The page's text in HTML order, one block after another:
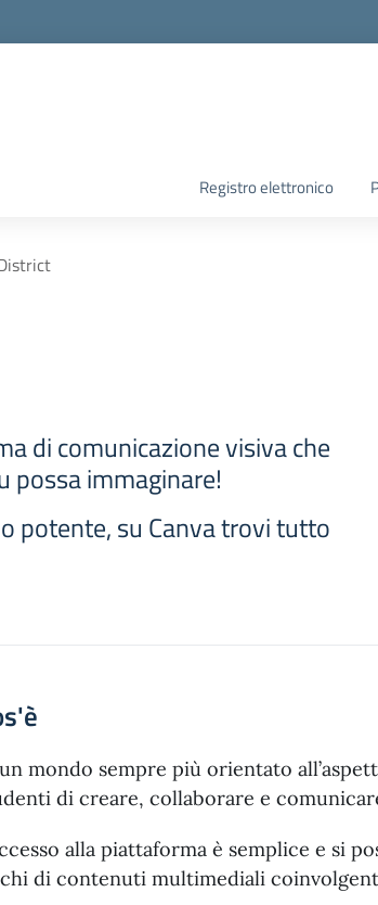
Registro elettronico
di comunicazione visiva che
possa immaginare!
potente, su Canva trovi tutto
mondo sempre più orientato
di creare, collaborare e
alla piattaforma è semplice e si
di contenuti multimediali